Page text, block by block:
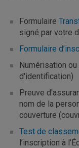
Formulaire
signé par votre
Formulaire
Numérisation
d'identification)
Preuve
nom de la
couverture
Test de
l’inscription à